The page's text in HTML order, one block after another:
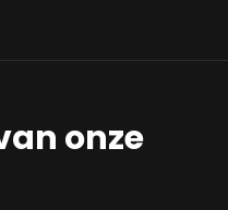
onze